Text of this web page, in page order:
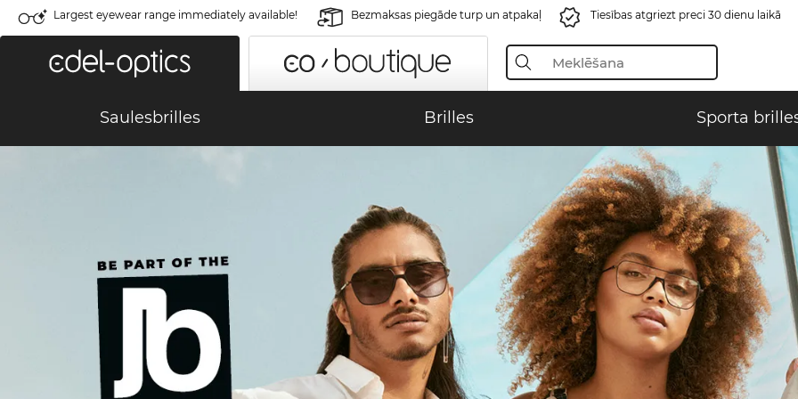
Largest eyewear range immediately available! Bezmaksas piegāde turp un atpakaļ Tiesības atgriezt preci 30 dienu laikā
Saulesbrilles Brilles Sporta